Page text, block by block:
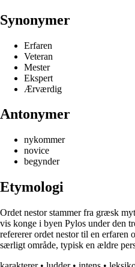
Synonymer
Erfaren
Veteran
Mester
Ekspert
Ærværdig
Antonymer
nykommer
novice
begynder
Etymologi
Ordet nestor stammer fra græsk
vis konge i byen Pylos under den
refererer ordet nestor til en erfaren
særligt område, typisk en ældre